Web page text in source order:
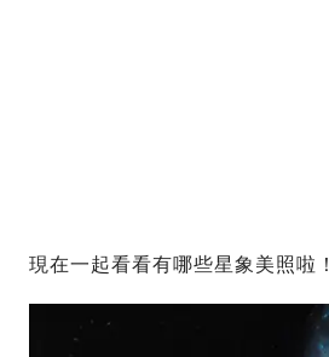
現在一起看看有哪些星象美照啦！